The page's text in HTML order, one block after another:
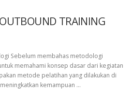
TRAINING
Sebelum membahas metodologi
memahami konsep dasar dari kegiatan
metode pelatihan yang dilakukan di
kemampuan …